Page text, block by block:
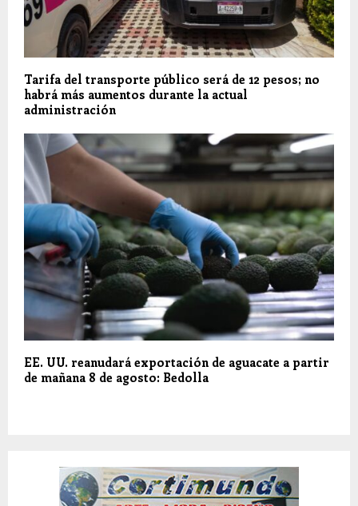
Tarifa del transporte público será de 12 pesos; no
habrá más aumentos durante la actual
administración
EE. UU. reanudará exportación de aguacate a partir
de mañana 8 de agosto: Bedolla